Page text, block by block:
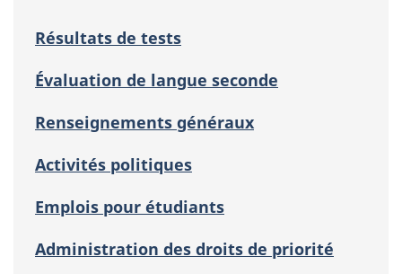
Résultats de tests
Évaluation de langue seconde
Renseignements généraux
Activités politiques
Emplois pour étudiants
Administration des droits de priorité